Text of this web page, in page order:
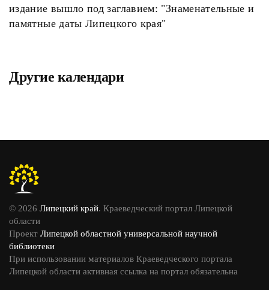
издание вышло под заглавием: "Знаменательные и
памятные даты Липецкого края"
Другие календари
© 2026 Липецкий край. Краеведческий портал Липецкой
области
Проект Липецкой областной универсальной научной
библиотеки
При использовании материалов Краеведческого портала
Липецкой области активная ссылка на портал обязательна